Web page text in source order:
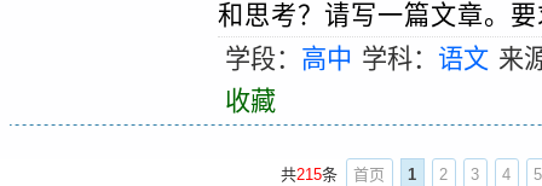
和思考？请写一篇文章。
学段： 高中 学科： 语文 来
收藏
共215条 首页 1 2 3 4 5